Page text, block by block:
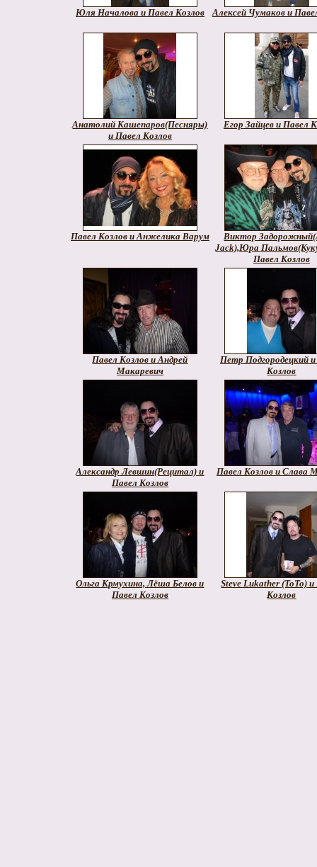
Юля Началова и Павел Козлов Алексей Чумаков и
Анатолий Кашепаров(Песняры)
и Павел Козлов
Егор Зайцев и Павел
Павел Козлов и Анжелика Варум
Виктор
Jack),Юра
Павел Козлов
Павел Козлов и Андрей
Макаревич
Петр Подгородецкий
Козлов
Александр Левшин(Рецитал) и
Павел Козлов
Павел Козлов и Слава
Ольга Крмухина, Лёша Белов и
Павел Козлов
Steve Lukather (ToTo)
Козлов